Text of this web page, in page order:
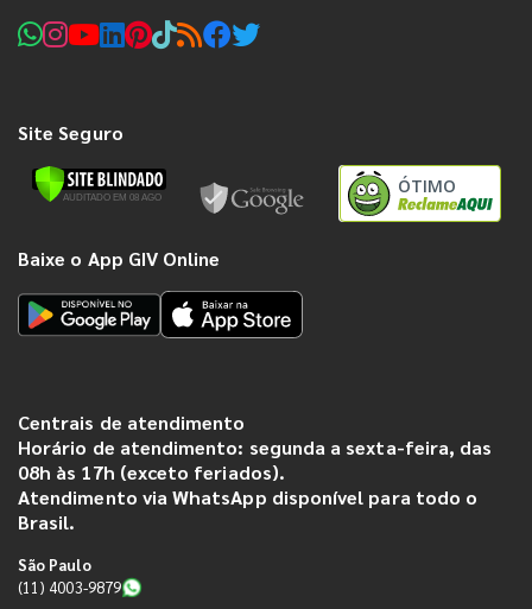
Site Seguro
ÓTIMO
Baixe o App GIV Online
Centrais de atendimento
Horário de atendimento: segunda a sexta-feira, das
08h às 17h (exceto feriados).
Atendimento via WhatsApp disponível para todo o
Brasil.
São Paulo
(11) 4003-9879